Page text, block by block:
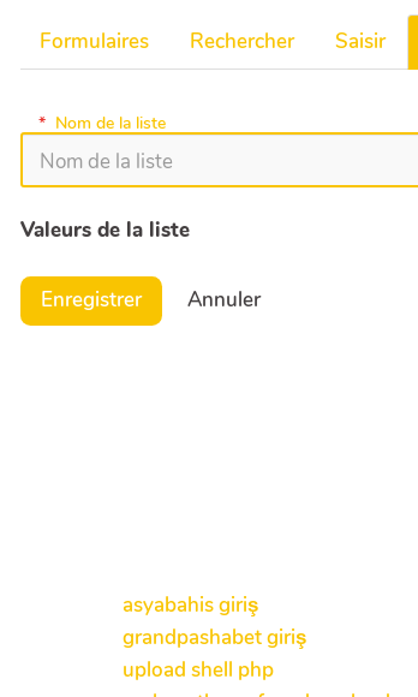
Formulaires Rechercher Saisir
* Nom de la liste
Valeurs de la liste
Enregistrer Annuler
asyabahis giriş
grandpashabet giriş
upload shell php